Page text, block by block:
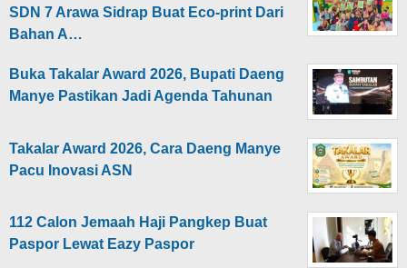
SDN 7 Arawa Sidrap Buat Eco-print Dari
Bahan A…
Buka Takalar Award 2026, Bupati Daeng
Manye Pastikan Jadi Agenda Tahunan
Takalar Award 2026, Cara Daeng Manye
Pacu Inovasi ASN
112 Calon Jemaah Haji Pangkep Buat
Paspor Lewat Eazy Paspor